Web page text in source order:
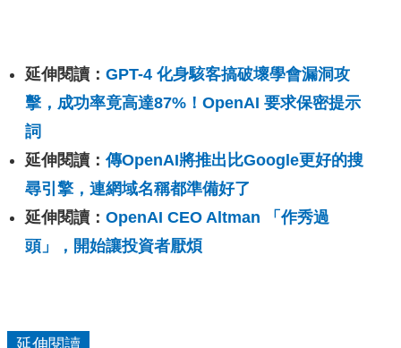
延伸閱讀： GPT-4 化身駭客搞破壞學會漏洞攻
擊，成功率竟高達87%！OpenAI 要求保密提示
詞
延伸閱讀：傳OpenAI將推出比Google更好的搜
尋引擎，連網域名稱都準備好了
延伸閱讀： OpenAI CEO Altman 「作秀過
頭」，開始讓投資者厭煩
延伸閱讀